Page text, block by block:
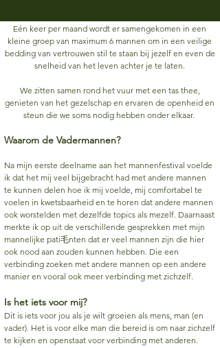
Eén keer per maand wordt er samengekomen in een
kleine groep van maximum 6 mannen om in een veilige
bedding van vertrouwen stil te staan bij jezelf en even de
snelheid van het leven achter je te laten.
We zitten samen rond het vuur met een tas thee,
genieten van het gezelschap en ervaren de openheid en
steun die we soms nodig hebben onder elkaar.
Waarom de Vadermannen?
Na mijn eerste deelname aan het mannenfestival voelde
ik dat het mij veel bijgebracht had met andere mannen
te kunnen delen hoe ik mij voelde, mij comfortabel te
voelen in kwetsbaarheid en te horen dat andere mannen
ook worstelden met dezelfde topics als mezelf. Daarnaast
merkte ik op uit de verschillende gesprekken met mijn
mannelijke pati毛nten dat er veel mannen zijn die hier
ook nood aan zouden kunnen hebben. Die een
verbinding zoeken met andere mannen op een andere
manier en vooral ook meer verbinding met zichzelf.
Is het iets voor mij?
Dit is iets voor jou als je wilt groeien als mens, man (en
vader). Het is voor elke man die bereid is om naar zichzelf
te kijken en openstaat voor verbinding met anderen.